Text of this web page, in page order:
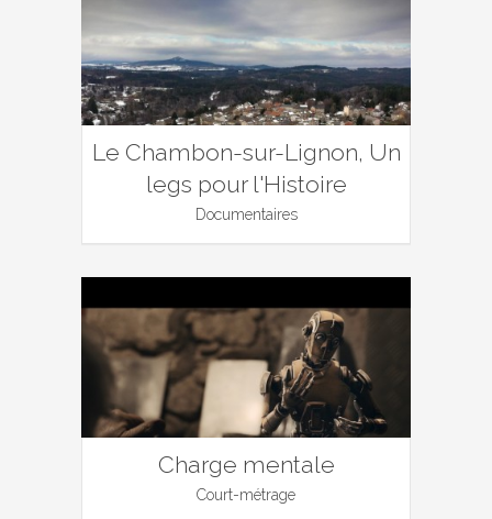
Le Chambon-sur-Lignon, Un
legs pour l'Histoire
Documentaires
Charge mentale
Court-métrage